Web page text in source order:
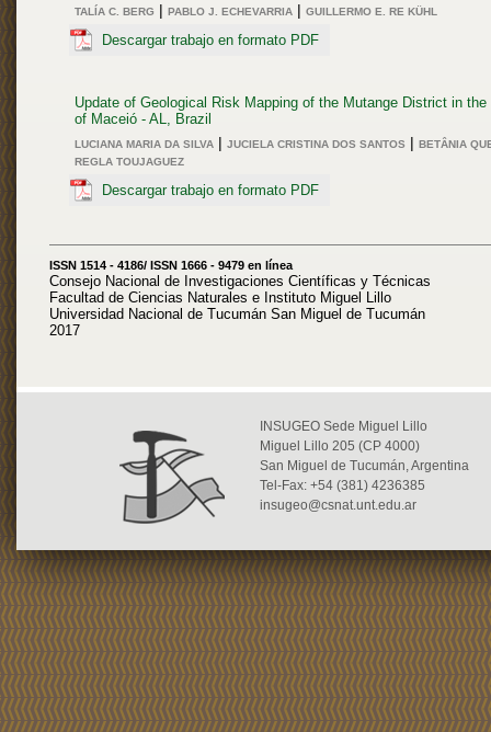
TALÍA C. BERG | PABLO J. ECHEVARRIA | GUILLERMO E. RE KÜHL
Descargar trabajo en formato PDF
Update of Geological Risk Mapping of the Mutange District in
of Maceió - AL, Brazil
LUCIANA MARIA DA SILVA | JUCIELA CRISTINA DOS SANTOS | BETÂNIA
REGLA TOUJAGUEZ
Descargar trabajo en formato PDF
ISSN 1514 - 4186/ ISSN 1666 - 9479 en línea
Consejo Nacional de Investigaciones Científicas y Técnicas
Facultad de Ciencias Naturales e Instituto Miguel Lillo
Universidad Nacional de Tucumán San Miguel de Tucumán
2017
INSUGEO Sede Miguel Lillo
Miguel Lillo 205 (CP 4000)
San Miguel de Tucumán, Argentina
Tel-Fax: +54 (381) 4236385
insugeo@csnat.unt.edu.ar